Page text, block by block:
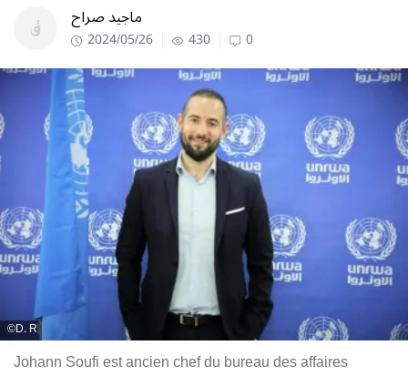
ماجيد صراح
2024/05/26 430 0
D. R
Johann Soufi est ancien chef du bureau des affaires